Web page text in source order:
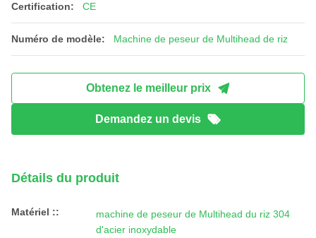
Certification: CE
Numéro de modèle: Machine de peseur de Multihead de riz
Obtenez le meilleur prix
Demandez un devis
Détails du produit
Matériel ::
machine de peseur de Multihead du riz 304
d'acier inoxydable